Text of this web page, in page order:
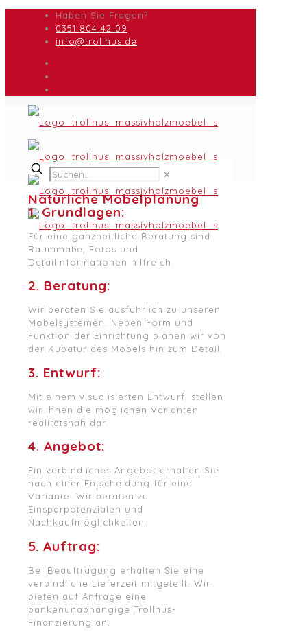
Haben Sie Fragen?
0351 804 42 09
info@trollhus.de
✕
Natürliche Möbelplanung
1. Grundlagen:
Für eine ganzheitliche Beratung sind
Raummaße, Fotos und
Detailinformationen hilfreich.
2. Beratung:
Wir beraten Sie ausführlich zu unseren
Möbelsystemen. Neben Form und
Funktion der Einrichtung planen wir von
der Kubatur des Möbels hin zum Detail.
3. Entwurf:
Mit einem visualisierten Entwurf, stellen
wir Ihnen die möglichen Varianten
realitätsnah dar.
4. Angebot:
Ein verbindliches Angebot erhalten Sie
nach einer Entscheidung für eine
Variante. Wir beraten zu
Einsparpotenzialen und
Nachkaufmöglichkeiten.
5. Auftrag:
Bei Beauftragung erhalten Sie eine
verbindliche Lieferzeit mitgeteilt. Wir
bieten auf Anfrage eine
bankenunabhängige Trollhus-
Finanzierung an.